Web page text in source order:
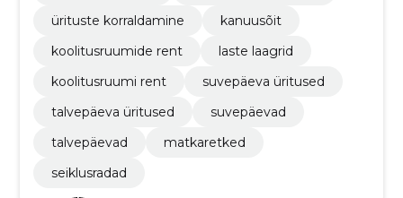
ürituste korraldamine
kanuusõit
koolitusruumide rent
laste laagrid
koolitusruumi rent
suvepäeva üritused
talvepäeva üritused
suvepäevad
talvepäevad
matkaretked
seiklusradad